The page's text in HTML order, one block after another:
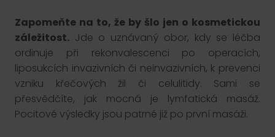
Zapomeňte na to, že by šlo jen o kosmetickou
záležitost. Jde o uznávaný obor, kdy se léčba
ordinuje při rekonvalescenci po operacích,
liposukcích invazivních či neinvazivních, k prevenci
vzniku křečových žil či celulitidy. Sami se
přesvědčíte, jak mocná je lymfatická masáž.
Pocitové výsledky jsou patrné již po první masáži.